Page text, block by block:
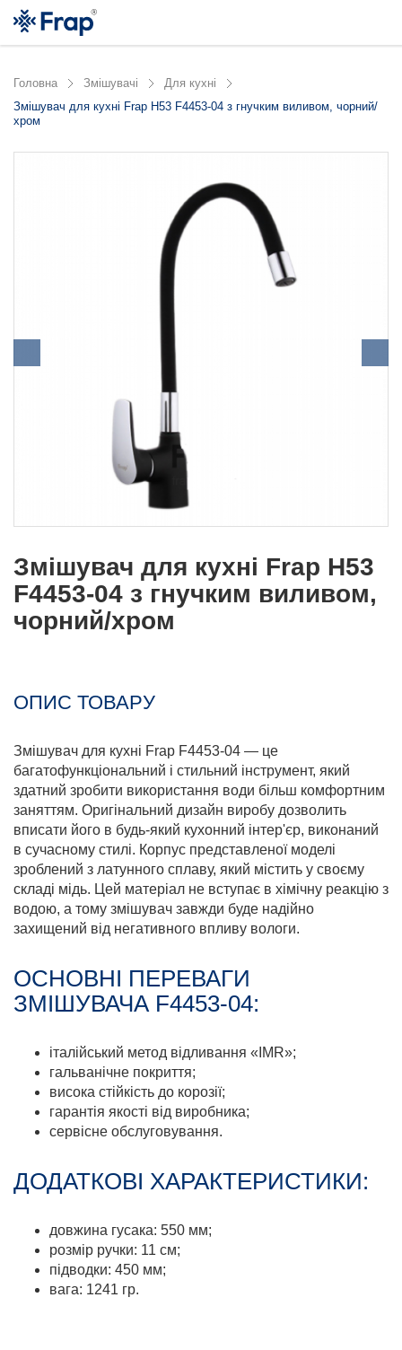
Головна Змішувачі
Для кухні
Змішувач для кухні Frap H53 F4453-04 з гнучким виливом, чорний/
хром
Змішувач для кухні Frap H53
F4453-04 з гнучким виливом,
чорний/хром
ОПИС ТОВАРУ
Змішувач для кухні Frap F4453-04 — це
багатофункціональний і стильний інструмент, який
здатний зробити використання води більш комфортним
заняттям. Оригінальний дизайн виробу дозволить
вписати його в будь-який кухонний інтер'єр, виконаний
в сучасному стилі. Корпус представленої моделі
зроблений з латунного сплаву, який містить у своєму
складі мідь. Цей матеріал не вступає в хімічну реакцію з
водою, а тому змішувач завжди буде надійно
захищений від негативного впливу вологи.
ОСНОВНІ ПЕРЕВАГИ
ЗМІШУВАЧА F4453-04:
італійський метод відливання «IMR»;
гальванічне покриття;
висока стійкість до корозії;
гарантія якості від виробника;
сервісне обслуговування.
ДОДАТКОВІ ХАРАКТЕРИСТИКИ:
довжина гусака: 550 мм;
розмір ручки: 11 см;
підводки: 450 мм;
вага: 1241 гр.